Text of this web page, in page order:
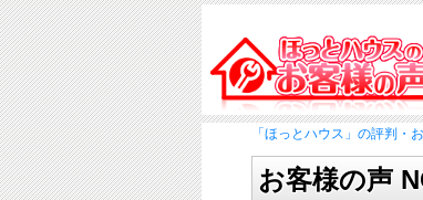
「ほっとハウス」の評判・
お客様の声